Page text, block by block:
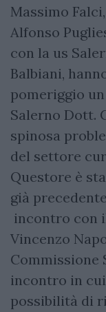
Massimo
Alfonso
con la us
Balbiani,
pomeriggio
Salerno Dott.
spinosa
del settore
Questore è
già
incontro con
Vincenzo
Commissione
incontro in
possibilità di